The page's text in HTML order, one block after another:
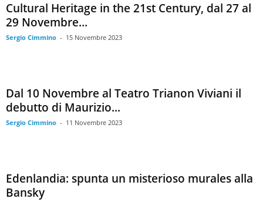
Cultural Heritage in the 21st Century, dal 27 al
29 Novembre...
Sergio Cimmino - 15 Novembre 2023
Dal 10 Novembre al Teatro Trianon Viviani il
debutto di Maurizio...
Sergio Cimmino - 11 Novembre 2023
Edenlandia: spunta un misterioso murales alla
Bansky